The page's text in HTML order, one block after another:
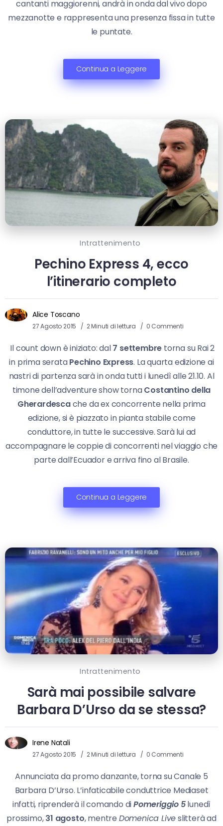
cantanti maggiorenni, andrà in onda dal vivo dopo
mezzanotte e rappresenta una presenza fissa in tutte
le puntate.
Continua a Leggere
Intrattenimento
Pechino Express 4, ecco
l’itinerario completo
Alice Toscano
27 Agosto 2015 2 Minuti di lettura 0 Commenti
Il count down è iniziato: dal7 settembre torna su Rai 2
in prima serataPechino Express. La quarta edizione ai
nastri di partenza sarà in onda tutti i lunedì alle 21.10. Al
timone dell’adventure show tornaCostantino della
Gherardescache da ex concorrente nella prima
edizione, si è piazzato in pianta stabile come
conduttore, in tutte le successive. Sarà lui ad
accompagnare le coppie di concorrenti nel viaggio che
parte dall’Ecuador e arriva fino al Brasile.
Continua a Leggere
Intrattenimento
Sarà mai possibile salvare
Barbara D’Urso da se stessa?
Irene Natali
27 Agosto 2015 2 Minuti di lettura 0 Commenti
Annunciata da promo danzante, torna su Canale 5
Barbara D’Urso. L’infaticabile conduttrice Mediaset
infatti, riprenderà il comando diPomeriggio 5lunedì
prossimo,31 agosto, mentre Domenica Liveslitterà ad